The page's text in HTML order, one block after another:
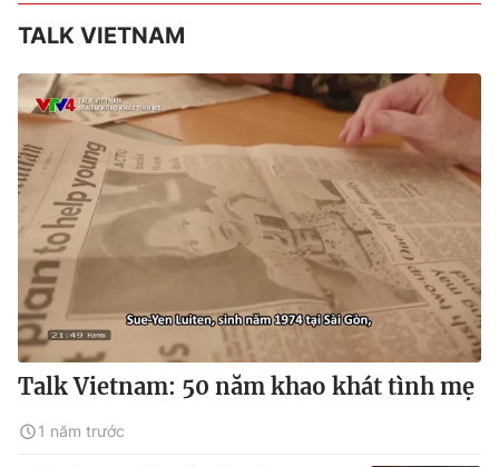
TALK VIETNAM
Talk Vietnam: 50 năm khao khát tình mẹ
1 năm trước